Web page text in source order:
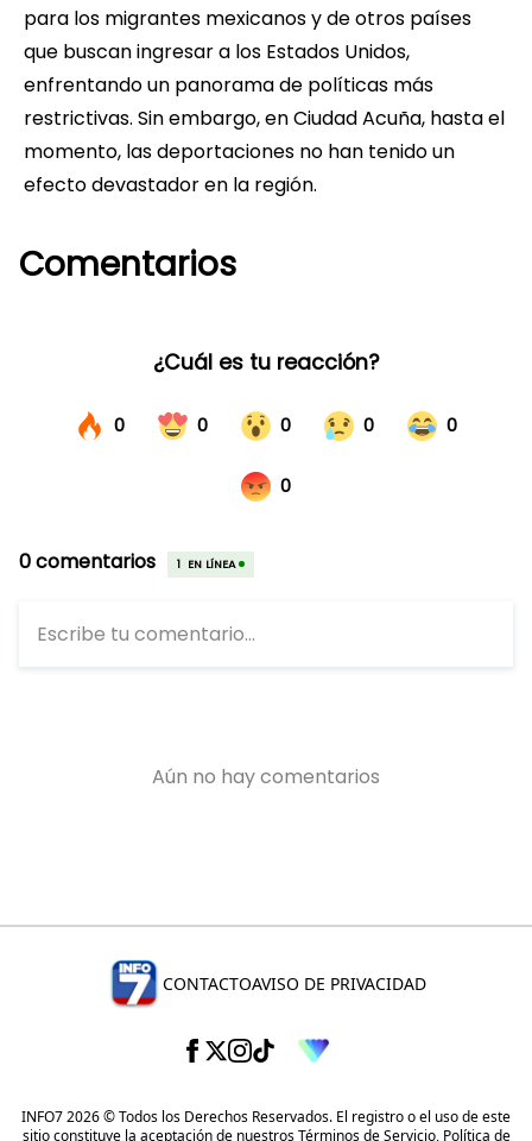
para los migrantes mexicanos y de otros países
que buscan ingresar a los Estados Unidos,
enfrentando un panorama de políticas más
restrictivas. Sin embargo, en Ciudad Acuña, hasta el
momento, las deportaciones no han tenido un
efecto devastador en la región.
Comentarios
CONTACTOAVISO DE PRIVACIDAD
INFO7 2026 © Todos los Derechos Reservados. El registro o el uso de este
sitio constituye la aceptación de nuestrosTérminos de Servicio, Política de